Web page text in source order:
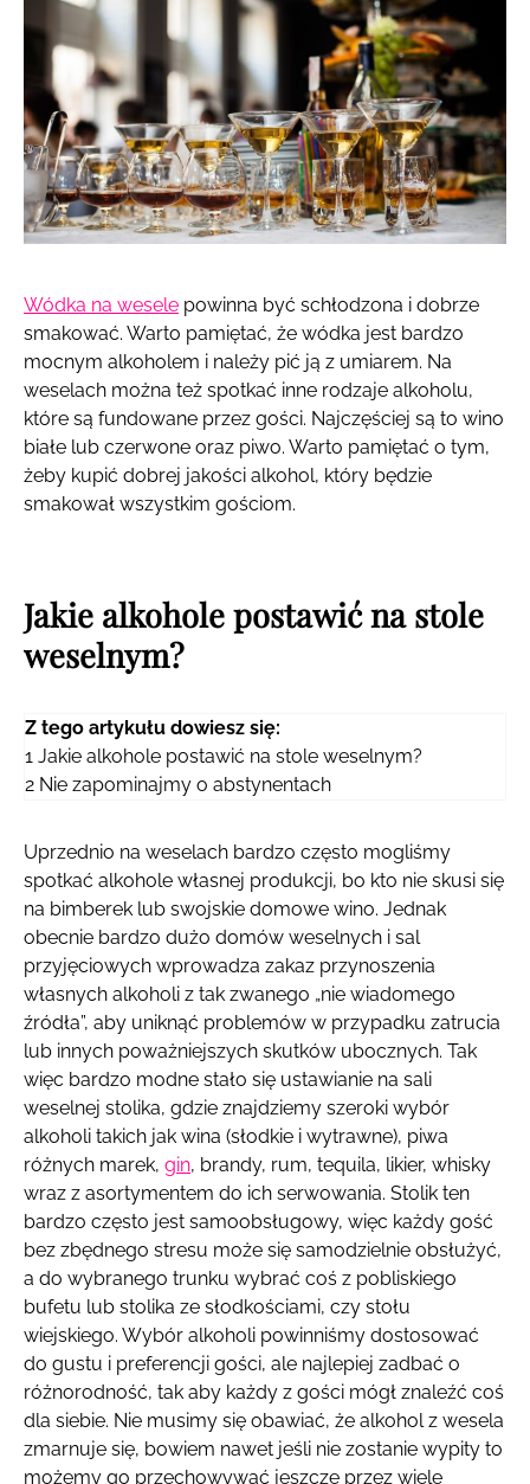
Wódka na wesele powinna być schłodzona i dobrze
smakować. Warto pamiętać, że wódka jest bardzo
mocnym alkoholem i należy pić ją z umiarem. Na
weselach można też spotkać inne rodzaje alkoholu,
które są fundowane przez gości. Najczęściej są to wino
białe lub czerwone oraz piwo. Warto pamiętać o tym,
żeby kupić dobrej jakości alkohol, który będzie
smakował wszystkim gościom.
Jakie alkohole postawić na stole
weselnym?
Z tego artykułu dowiesz się:
1 Jakie alkohole postawić na stole weselnym?
2 Nie zapominajmy o abstynentach
Uprzednio na weselach bardzo często mogliśmy
spotkać alkohole własnej produkcji, bo kto nie skusi się
na bimberek lub swojskie domowe wino. Jednak
obecnie bardzo dużo domów weselnych i sal
przyjęciowych wprowadza zakaz przynoszenia
własnych alkoholi z tak zwanego „nie wiadomego
źródła”, aby uniknąć problemów w przypadku zatrucia
lub innych poważniejszych skutków ubocznych. Tak
więc bardzo modne stało się ustawianie na sali
weselnej stolika, gdzie znajdziemy szeroki wybór
alkoholi takich jak wina (słodkie i wytrawne), piwa
różnych marek, gin, brandy, rum, tequila, likier, whisky
wraz z asortymentem do ich serwowania. Stolik ten
bardzo często jest samoobsługowy, więc każdy gość
bez zbędnego stresu może się samodzielnie obsłużyć,
a do wybranego trunku wybrać coś z pobliskiego
bufetu lub stolika ze słodkościami, czy stołu
wiejskiego. Wybór alkoholi powinniśmy dostosować
do gustu i preferencji gości, ale najlepiej zadbać o
różnorodność, tak aby każdy z gości mógł znaleźć coś
dla siebie. Nie musimy się obawiać, że alkohol z wesela
zmarnuje się, bowiem nawet jeśli nie zostanie wypity to
możemy go przechowywać jeszcze przez wiele